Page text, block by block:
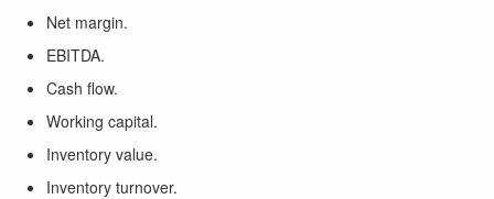
Net margin.
EBITDA.
Cash flow.
Working capital.
Inventory value.
Inventory turnover.